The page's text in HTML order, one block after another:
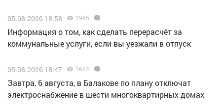
05.08.2026 18:58 1965
Информация о том, как сделать перерасчёт за
коммунальные услуги, если вы уезжали в отпуск
05.08.2026 18:47 1624
Завтра, 6 августа, в Балакове по плану отключат
электроснабжение в шести многоквартирных домах